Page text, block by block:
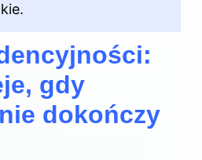
gdy
dokończy